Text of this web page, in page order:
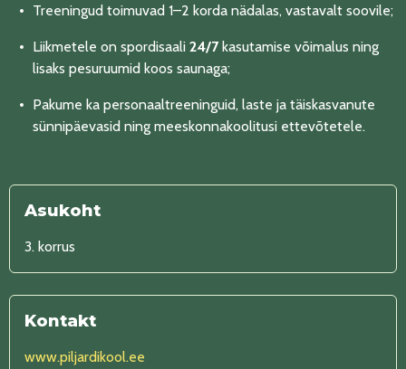
Treeningud toimuvad 1–2 korda nädalas, vastavalt soovile;
Liikmetele on spordisaali 24/7kasutamise võimalus ning
lisaks pesuruumid koos saunaga;
Pakume ka personaaltreeninguid, laste ja täiskasvanute
sünnipäevasid ning meeskonnakoolitusi ettevõtetele.
Asukoht
3. korrus
Kontakt
www.piljardikool.ee